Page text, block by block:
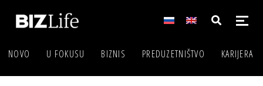
NOVO U FOKUSU BIZNIS PREDUZETNIŠTVO KARIJERA